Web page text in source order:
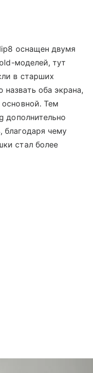
оснащен двумя
моделей, тут
в старших
оба экрана,
Тем
дополнительно
благодаря чему
стал более